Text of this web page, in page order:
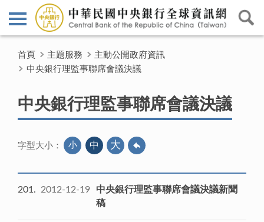
首頁 主題服務
主動公開政府資訊
中央銀行理監事聯席會議決議
中央銀行理監事聯席會議決議
字型大小： 小 中 大
201 2012-12-19
中央銀行理監事聯席會議決議新聞
稿